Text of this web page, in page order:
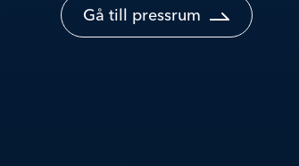
Gå till pressrum